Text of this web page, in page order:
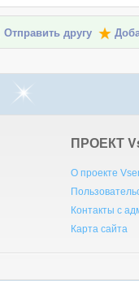
Отправить другу
ПРОЕКТ V
О проекте
Контакты с
Карта сайта